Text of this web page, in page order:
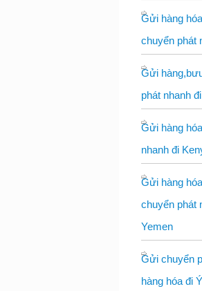
Gửi hàng
chuyển phát
Gửi
phát nhanh
Gửi hàng
nhanh đi
Gửi hàng
chuyển phát
Yemen
Gửi chuyển
hàng hóa đi